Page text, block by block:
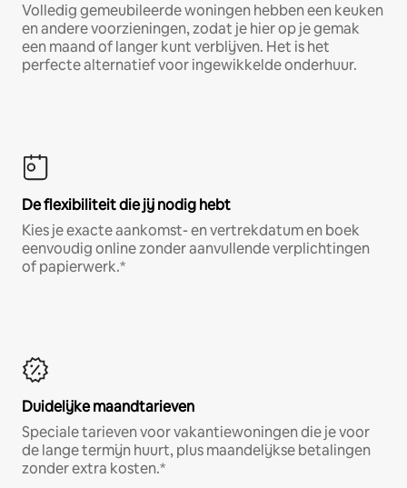
Volledig gemeubileerde woningen hebben een keuken
en andere voorzieningen, zodat je hier op je gemak
een maand of langer kunt verblijven. Het is het
perfecte alternatief voor ingewikkelde onderhuur.
De flexibiliteit die jij nodig hebt
Kies je exacte aankomst- en vertrekdatum en boek
eenvoudig online zonder aanvullende verplichtingen
of papierwerk.*
Duidelijke maandtarieven
Speciale tarieven voor vakantiewoningen die je voor
de lange termijn huurt, plus maandelijkse betalingen
zonder extra kosten.*